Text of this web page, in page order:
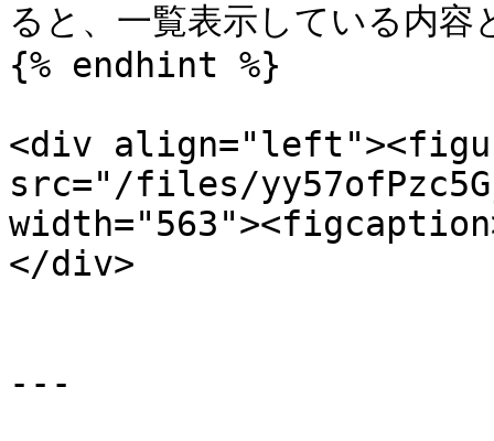
ると、一覧表示している内
{% endhint %}
<div
src="/files/
</div>
---